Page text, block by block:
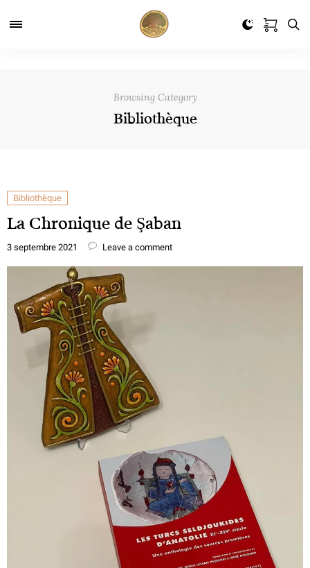
Browsing Category
Bibliothèque
Bibliothèque
La Chronique de Şaban
3 septembre 2021 Leave a comment